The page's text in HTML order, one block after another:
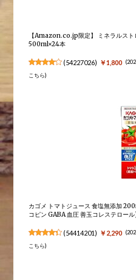
【Amazon.co.jp限定】 ミネラルスト
500ml×24本
(54227026) ￥1,800
こちら)
カゴメ トマトジュース 食塩無添加
コピン GABA 血圧 善玉コレステロー
(54414201) ￥2,290
こちら)